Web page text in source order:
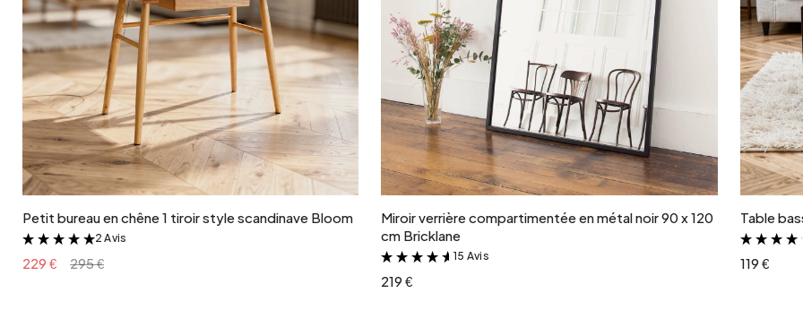
Ajouter au panier
Petit bureau en chêne 1 tiroir style scandinave Bloom
&
2 Avis
229 € 295 €
Ajouter au panier
Miroir verrière compartimentée en métal noir 90 x 120
cm Bricklane
&
15 Avis
219 €
Table
119 €